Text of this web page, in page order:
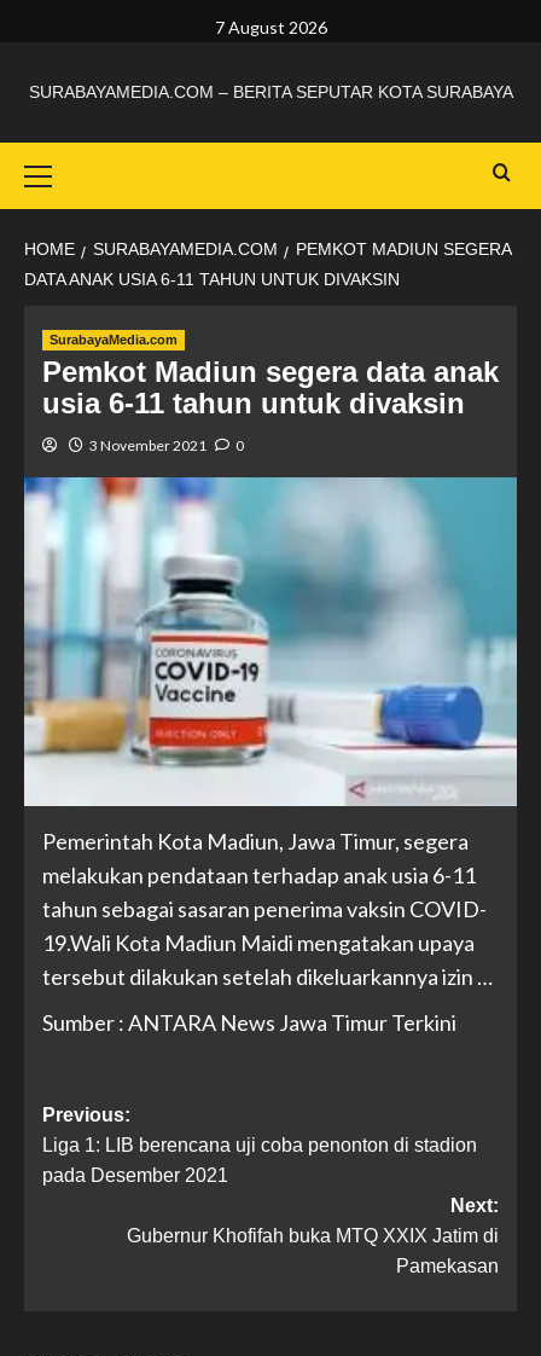
7 August 2026
SURABAYAMEDIA.COM – BERITA SEPUTAR KOTA SURABAYA
HOME SURABAYAMEDIA.COM
PEMKOT MADIUN SEGERA
DATA ANAK USIA 6-11 TAHUN UNTUK DIVAKSIN
SurabayaMedia.com
Pemkot Madiun segera data anak
usia 6-11 tahun untuk divaksin
3 November 2021 0
Pemerintah Kota Madiun, Jawa Timur, segera
melakukan pendataan terhadap anak usia 6-11
tahun sebagai sasaran penerima vaksin COVID-
19.Wali Kota Madiun Maidi mengatakan upaya
tersebut dilakukan setelah dikeluarkannya izin …
Sumber : ANTARA News Jawa Timur Terkini
Previous:
Liga 1: LIB berencana uji coba penonton di stadion
pada Desember 2021
Next:
Gubernur Khofifah buka MTQ XXIX Jatim di
Pamekasan